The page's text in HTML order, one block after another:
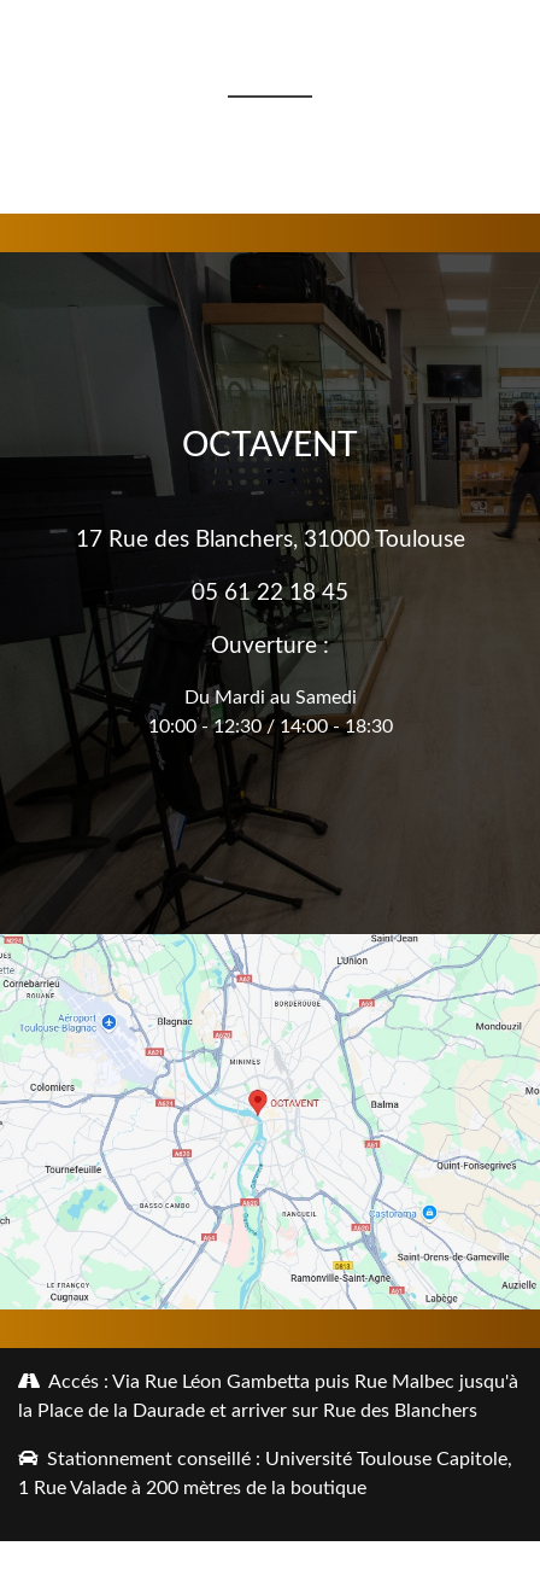
OCTAVENT
17 Rue des Blanchers, 31000 Toulouse
05 61 22 18 45
Ouverture :
Du Mardi au Samedi
10:00 - 12:30 / 14:00 - 18:30
Accés : Via Rue Léon Gambetta puis Rue Malbec jusqu'à
la Place de la Daurade et arriver sur Rue des Blanchers
Stationnement conseillé : Université Toulouse Capitole,
1 Rue Valade à 200 mètres de la boutique